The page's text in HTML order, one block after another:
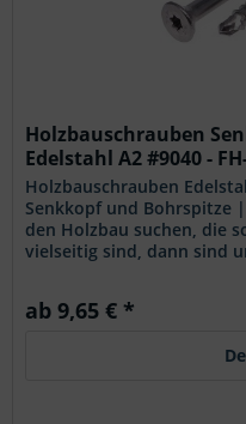
Holzbauschrauben
Edelstahl A2 #9040 -
Holzbauschrauben
Senkkopf und Bohrspitze
den Holzbau suchen, die
vielseitig sind, dann sind
ab 9,65 € *